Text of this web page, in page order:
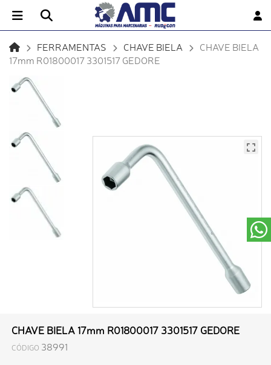
FERRAMENTAS CHAVE BIELA
CHAVE BIELA
17mm R01800017 3301517 GEDORE
CHAVE BIELA 17mm R01800017 3301517 GEDORE
CÓDIGO 38991